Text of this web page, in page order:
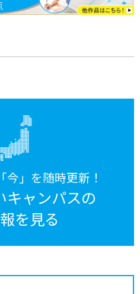
」を随時更新！
キャンパスの
を見る